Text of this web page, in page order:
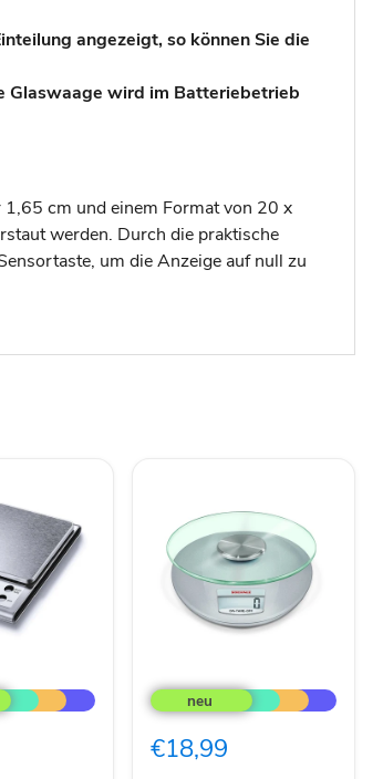
angezeigt, so können Sie die
Glaswaage wird im Batteriebetrieb
cm und einem Format von 20 x
werden. Durch die praktische
um die Anzeige auf null zu
65856
Roma
silber
€18,99